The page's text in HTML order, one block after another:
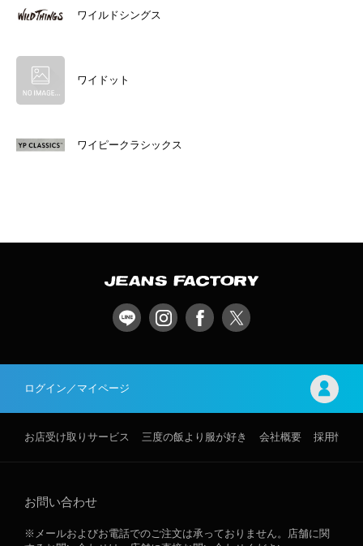
ワイルドシングス
ワイドット
ワイピークラシックス
ログイン／マイページ
お店受け取りサービス 三度の飯より服が好き 会社概要 採用情報
お問い合わせ
※メールおよびお電話でのご注文は承っておりません。店舗に関